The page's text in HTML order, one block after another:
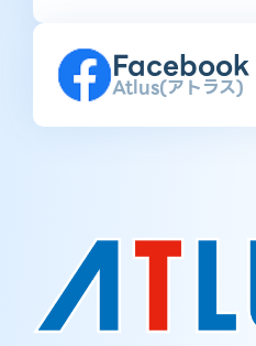
Facebook
Atlus(アトラス)